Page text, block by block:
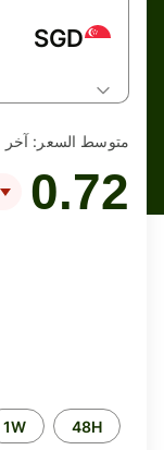
SGD
متوسط السعر: آخر 30 يومًا
0.72
الفترة
الزمنية
48H
1W